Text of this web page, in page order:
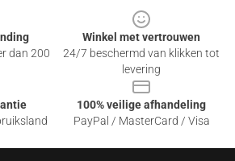
dan 200
Winkel met vertrouwen
24/7 beschermd van klikken tot
levering
100% veilige afhandeling
PayPal / MasterCard / Visa